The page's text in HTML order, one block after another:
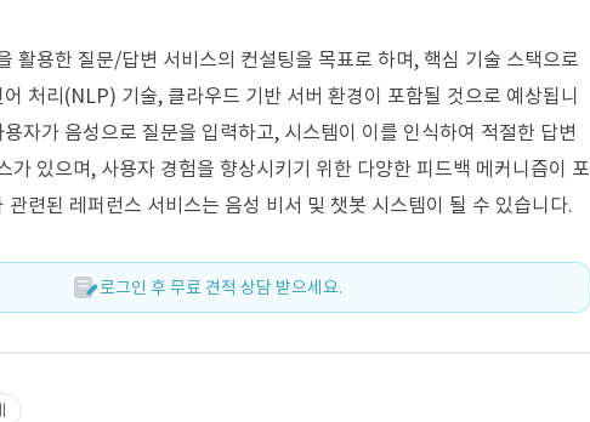
활용한 질문/답변 서비스의 컨설팅을 목표로 하며, 핵심 기술 스택으로
처리(NLP) 기술, 클라우드 기반 서버 환경이 포함될 것으로 예상됩니
자가 음성으로 질문을 입력하고, 시스템이 이를 인식하여 적절한 답변
가 있으며, 사용자 경험을 향상시키기 위한 다양한 피드백 메커니즘이 포
관련된 레퍼런스 서비스는 음성 비서 및 챗봇 시스템이 될 수 있습니다.
로그인 후 무료 견적 상담 받으세요.